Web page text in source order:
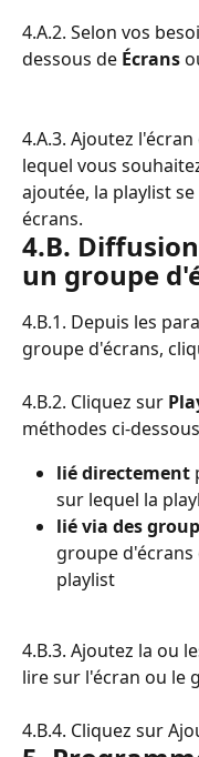
4.A.2. Selon vos
dessous de Écrans
4.A.3. Ajoutez
lequel vous
ajoutée, la playlist
écrans.
4.B.
un groupe
4.B.1. Depuis les
groupe d'écrans,
4.B.2. Cliquez sur
méthodes ci-
lié directement
sur lequel la
lié via des
groupe
playlist
4.B.3. Ajoutez la ou
lire sur l'écran ou le
4.B.4. Cliquez sur